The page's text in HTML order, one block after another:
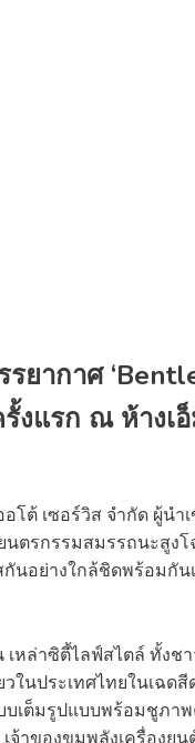
ยากาศ
งแรก ณ ห้างเ
โต้ เซอร์วิส จำกัด ผู้น
นตรกรรมสมรรถนะสูง
อย่างใกล้ชิดพร้อมกัน
หล่าซิตี้ไลฟ์สไตล์ ทั้งช
วในประเทศไทยในเ
เต็มรูปแบบพร้อมชูภา
าของขุมพลังเครื่องย